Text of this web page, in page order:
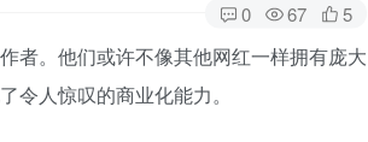
0 67 5
者。他们或许不像其他网红一样拥有庞大
令人惊叹的商业化能力。